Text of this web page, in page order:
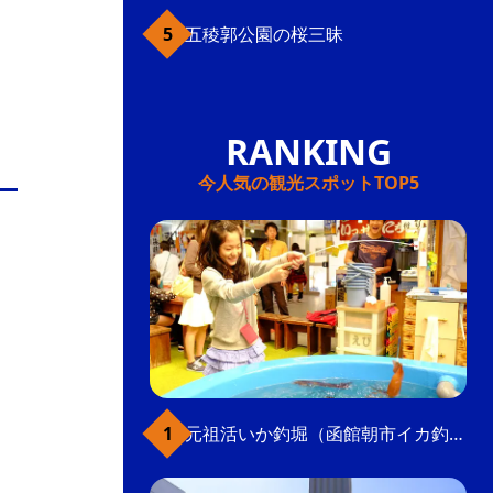
五稜郭公園の桜三昧
今人気の観光スポットTOP5
元祖活いか釣堀（函館朝市イカ釣り体験）